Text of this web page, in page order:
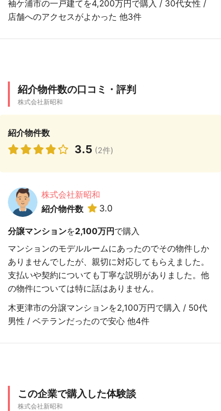
袖ケ浦市の一戸建てを4,200万円で購入 / 30代女性 /
店舗へのアクセスがよかった 他3件
紹介物件数の口コミ・評判
株式会社新昭和
紹介物件数
3.5 (2件)
株式会社新昭和
紹介物件数
3.0
分譲マンションを2,100万円 で購入
マンションのモデルルームにあったのでその物件しか
ありませんでしたが、親切に対応してもらえました。
支払いや契約についても丁寧な説明がありました。他
の物件については特に話はありません。
木更津市の分譲マンションを2,100万円で購入 / 50代
男性 / ベテランだったので安心 他4件
この企業で購入した体験談
株式会社新昭和